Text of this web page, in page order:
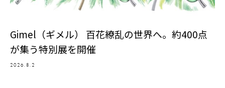
Gimel（ギメル） 百花繚乱の世界へ。約400点
が集う特別展を開催
2026.8.2